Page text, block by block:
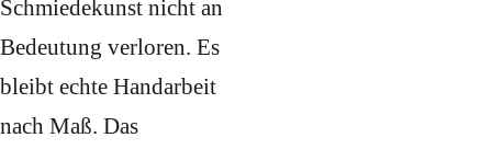
Schmiedekunst nicht an
Bedeutung verloren. Es
bleibt echte Handarbeit
nach Maß. Das